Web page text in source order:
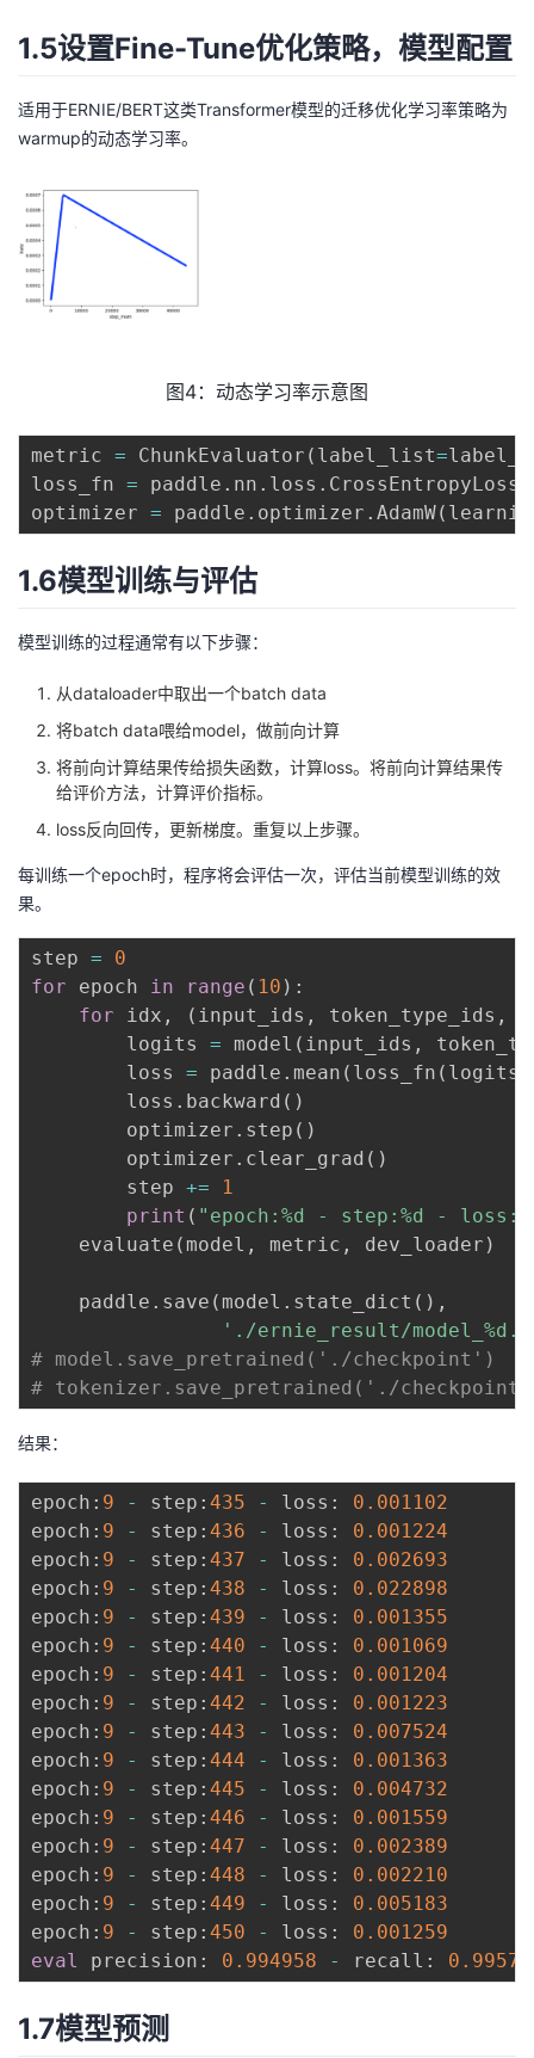
1.5设置Fine-Tune优化策略，模型配置
适用于ERNIE/BERT这类Transformer模型的迁移优化学习率策略为
warmup的动态学习率。
图4：动态学习率示意图
metric = ChunkEvaluator ( label_list=
loss_fn = paddle . nn . loss . CrossEntropyLoss
optimizer = paddle . optimizer . AdamW(
1.6模型训练与评估
模型训练的过程通常有以下步骤：
从dataloader中取出一个batch data
将batch data喂给model，做前向计算
将前向计算结果传给损失函数，计算loss。将前向计算结果传
给评价方法，计算评价指标。
loss反向回传，更新梯度。重复以上步骤。
每训练一个epoch时，程序将会评估一次，评估当前模型训练的效
果。
step =
0
for epoch in range ( 10 ) :
for idx , ( input_ids , token_type_ids ,
        logits
= model ( input_ids ,
        loss
= paddle . mean ( loss_fn ( logits
        loss
. backward ( )
        optimizer
. step ( )
        optimizer
. clear_grad ( )
        step
+=
1
print ( "epoch:%d - step:%d - loss:
    evaluate
( model , metric , dev_loader )
    paddle
. save ( model . state_dict ( ) ,
'./ernie_result/
# model.save_pretrained('./checkpoint')
# tokenizer.save_pretrained('./
结果：
epoch : 9 - step : 435 - loss :
0.001102
epoch : 9 - step : 436 - loss :
0.001224
epoch : 9 - step : 437 - loss :
0.002693
epoch : 9 - step : 438 - loss :
0.022898
epoch : 9 - step : 439 - loss :
0.001355
epoch : 9 - step : 440 - loss :
0.001069
epoch : 9 - step : 441 - loss :
0.001204
epoch : 9 - step : 442 - loss :
0.001223
epoch : 9 - step : 443 - loss :
0.007524
epoch : 9 - step : 444 - loss :
0.001363
epoch : 9 - step : 445 - loss :
0.004732
epoch : 9 - step : 446 - loss :
0.001559
epoch : 9 - step : 447 - loss :
0.002389
epoch : 9 - step : 448 - loss :
0.002210
epoch : 9 - step : 449 - loss :
0.005183
epoch : 9 - step : 450 - loss :
0.001259
eval
precision : 0.994958 - recall :
1.7模型预测